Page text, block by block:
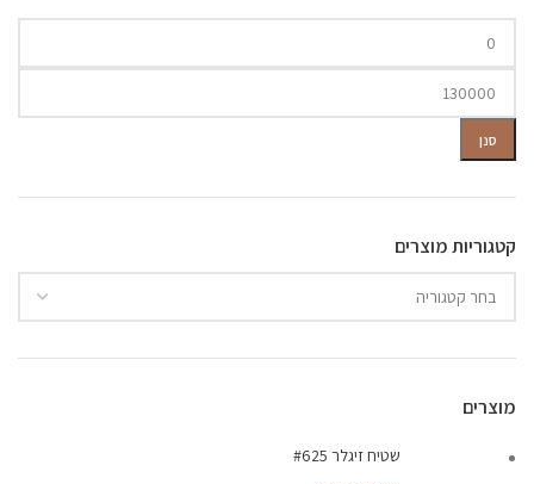
מחיר
מינימלי
מחיר
מקסימלי
סנן
קטגוריות מוצרים
מוצרים
שטיח זיגלר #625